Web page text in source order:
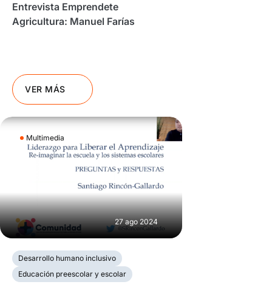
Entrevista Emprendete
Agricultura: Manuel Farías
VER MÁS
Multimedia
27 ago 2024
Desarrollo humano inclusivo
Educación preescolar y escolar